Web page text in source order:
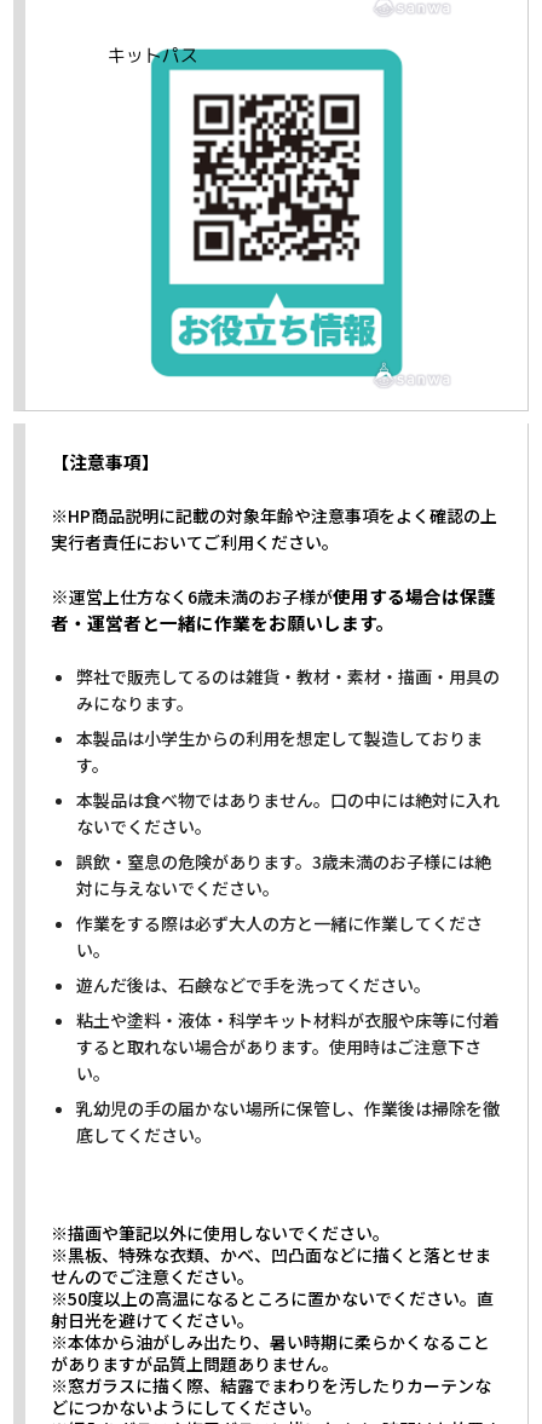
【注意事項】
※HP商品説明に記載の対象年齢や注意事項をよく確認の上
実行者責任においてご利用ください。
※運営上仕方なく6歳未満のお子様が使用する場合は保護
者・運営者と一緒に作業をお願いします。
弊社で販売してるのは雑貨・教材・素材・描画・用具の
みになります。
本製品は小学生からの利用を想定して製造しておりま
す。
本製品は食べ物ではありません。口の中には絶対に入れ
ないでください。
誤飲・窒息の危険があります。3歳未満のお子様には絶
対に与えないでください。
作業をする際は必ず大人の方と一緒に作業してくださ
い。
遊んだ後は、石鹸などで手を洗ってください。
粘土や塗料・液体・科学キット材料が衣服や床等に付着
すると取れない場合があります。使用時はご注意下さ
い。
乳幼児の手の届かない場所に保管し、作業後は掃除を徹
底してください。
※描画や筆記以外に使用しないでください。
※黒板、特殊な衣類、かべ、凹凸面などに描くと落とせま
せんのでご注意ください。
※50度以上の高温になるところに置かないでください。直
射日光を避けてください。
※本体から油がしみ出たり、暑い時期に柔らかくなること
がありますが品質上問題ありません。
※窓ガラスに描く際、結露でまわりを汚したりカーテンな
どにつかないようにしてください。